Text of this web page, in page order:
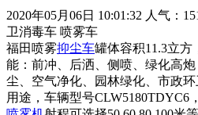
2020年05月06日 10:01:32 人气：
卫消毒车 喷雾车
福田喷雾抑尘车罐体容积11.3立
能：前冲、后洒、侧喷、绿化高
尘、空气净化、园林绿化、市政
用途，车辆型号CLW5180TDYC6